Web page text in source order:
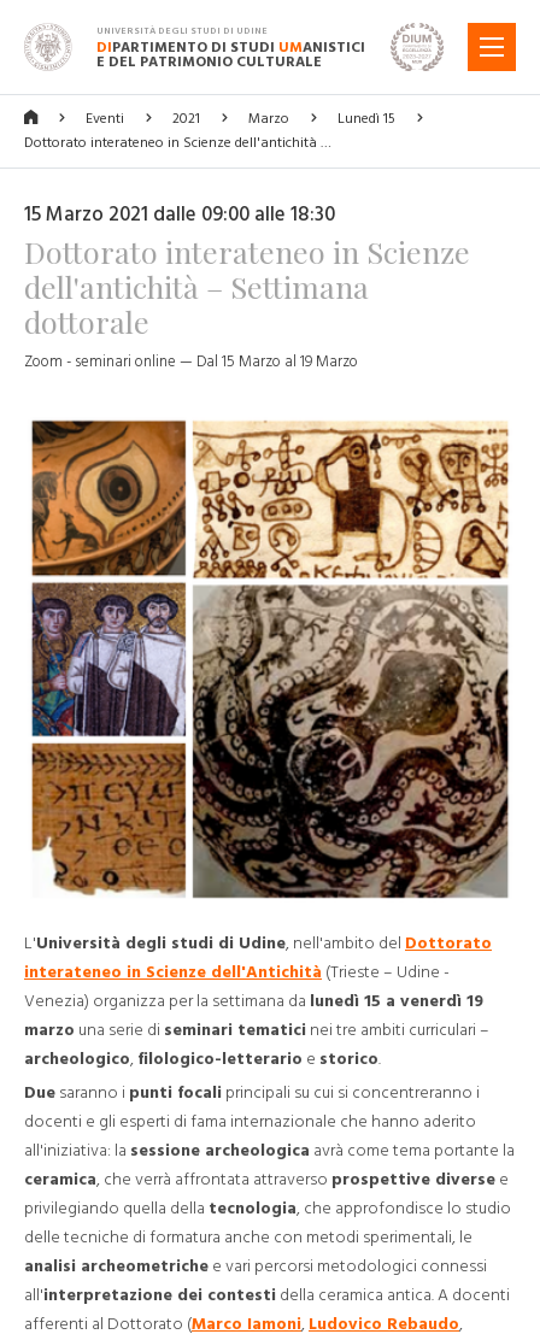
UNIVERSITÀ DEGLI STUDI DI UDINE
DIPARTIMENTO DI STUDI UMANISTICI
E DEL PATRIMONIO CULTURALE
MENU
Eventi 2021 Marzo
Lunedì 15
Dottorato interateneo in Scienze dell'antichità …
15 Marzo 2021 dalle 09:00 alle 18:30
Dottorato interateneo in Scienze
dell'antichità – Settimana
dottorale
Zoom - seminari online — Dal 15 Marzo al 19 Marzo
L'Università degli studi di Udine, nell'ambito del Dottorato
interateneo in Scienze dell'Antichità (Trieste – Udine -
Venezia) organizza per la settimana da lunedì 15 a venerdì 19
marzo una serie di seminari tematici nei tre ambiti curriculari –
archeologico, filologico-letterario e storico.
Due saranno i punti focali principali su cui si concentreranno i
docenti e gli esperti di fama internazionale che hanno aderito
all'iniziativa: la sessione archeologica avrà come tema portante la
ceramica, che verrà affrontata attraverso prospettive diverse e
privilegiando quella della tecnologia, che approfondisce lo studio
delle tecniche di formatura anche con metodi sperimentali, le
analisi archeometriche e vari percorsi metodologici connessi
all'interpretazione dei contesti della ceramica antica. A docenti
afferenti al Dottorato (Marco Iamoni,Ludovico Rebaudo,